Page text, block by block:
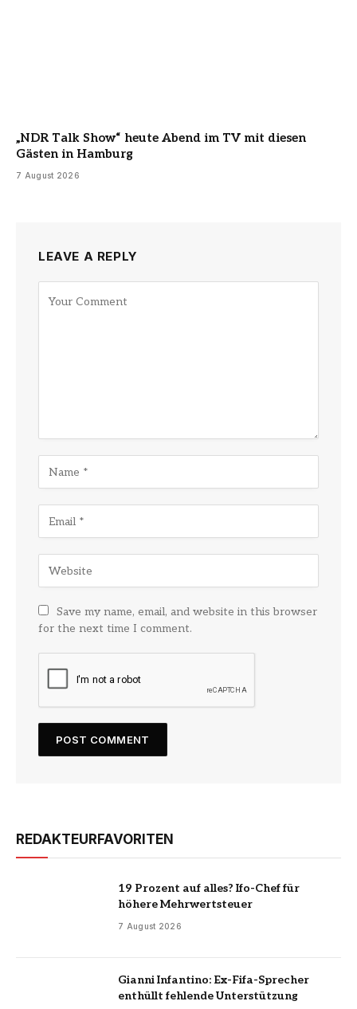
„NDR Talk Show“ heute Abend im TV mit diesen
Gästen in Hamburg
7 August 2026
LEAVE A REPLY
Save my name, email, and website in this browser
for the next time I comment.
REDAKTEURFAVORITEN
19 Prozent auf alles? Ifo-Chef für
höhere Mehrwertsteuer
7 August 2026
Gianni Infantino: Ex-Fifa-Sprecher
enthüllt fehlende Unterstützung